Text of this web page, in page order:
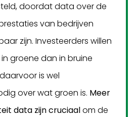
doordat data over de
van bedrijven
zijn. Investeerders willen
groene dan in bruine
is wel
over wat groen is. Meer
data zijn cruciaalom de